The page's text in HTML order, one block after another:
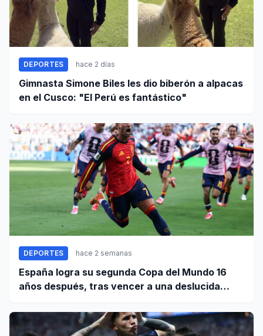
DEPORTES hace 2 días
Gimnasta Simone Biles les dio biberón a alpacas
en el Cusco: "El Perú es fantástico"
DEPORTES hace 2 semanas
España logra su segunda Copa del Mundo 16
años después, tras vencer a una deslucida